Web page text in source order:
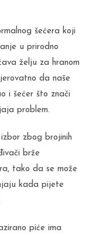
šećera koji
u prirodno
želju za hranom
da naše
i šećer što znači
problem.
zbog brojinih
brže
tako da se može
kada pijete
piće ima